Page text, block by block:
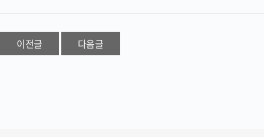
이전글 다음글